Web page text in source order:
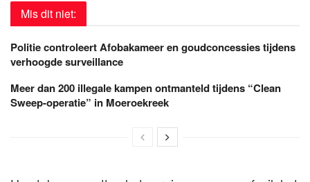
Mis dit niet:
Politie controleert Afobakameer en goudconcessies tijdens
verhoogde surveillance
Meer dan 200 illegale kampen ontmanteld tijdens “Clean
Sweep-operatie” in Moeroekreek